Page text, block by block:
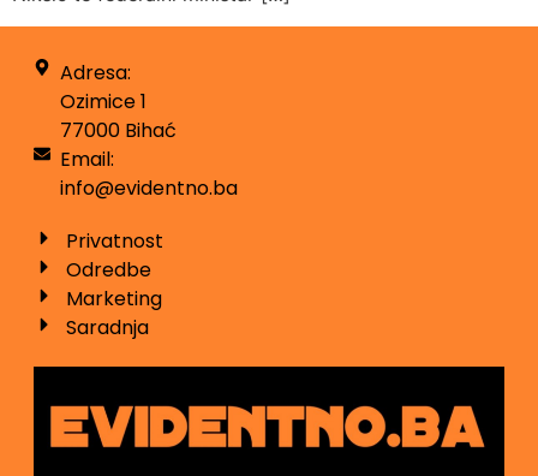
Adresa:
Ozimice 1
77000 Bihać
Email:
info@evidentno.ba
Privatnost
Odredbe
Marketing
Saradnja